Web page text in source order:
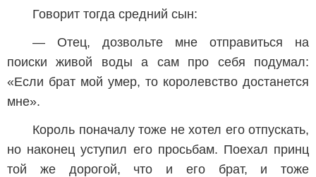
Говорит тогда средний сын:
— Отец, дозвольте мне отправиться на
поиски живой воды а сам про себя подумал:
«Если брат мой умер, то королевство достанется
мне».
Король поначалу тоже не хотел его отпускать,
но наконец уступил его просьбам. Поехал принц
той же дорогой, что и его брат, и тоже